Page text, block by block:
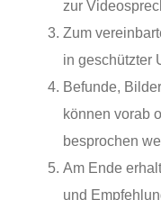
zur
Zum
in geschützter
Befunde,
können vorab
besprochen
Am Ende
und